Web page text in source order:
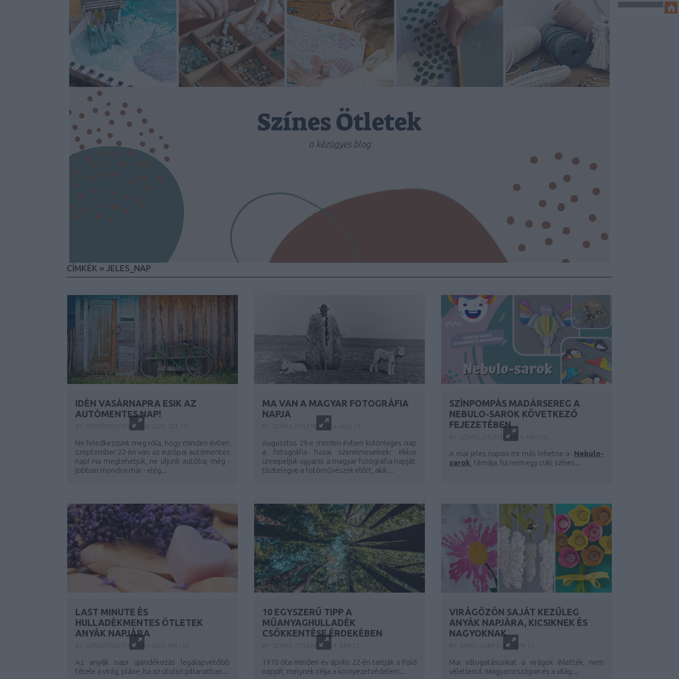
Színes Ötletek
a kézügyes blog
CÍMKÉK » JELES_NAP
IDÉN VASÁRNAPRA ESIK AZ
AUTÓMENTES NAP!
SZÍNESÖTLETEK_TEAM
Ne feledkezzünk meg róla, hogy minden évben
szeptember 22-én van az európai autómentes
nap! Ha megtehetjük, ne üljünk autóba, még -
jobban mondva már - elég...
MA VAN A MAGYAR FOTOGRÁFIA
NAPJA
SZÍNES_ÖTLETEK2024. AUG 29.
Augusztus 29-e minden évben különleges nap
a fotográfia hazai szerelmeseinek: ekkor
ünnepeljük ugyanis a magyar fotográfia napját,
tisztelegve a fotóművészek előtt, akik...
SZÍNPOMPÁS MADÁRSEREG A
NEBULO-SAROK KÖVETKEZŐ
FEJEZETÉBEN
SZÍNES_ÖTLETEK2024. MÁJ 10.
A mai jeles napon mi más lehetne a Nebulo-
sarok témája, ha nem egy cuki, színes...
LAST MINUTE ÉS
HULLADÉKMENTES ÖTLETEK
ANYÁK NAPJÁRA
SZÍNESÖTLETEK_TEAM
Az anyák napi ajándékozás legalapvetőbb
tétele a virág, pláne, ha az utolsó pillanatban...
10 EGYSZERŰ TIPP A
MŰANYAGHULLADÉK
CSÖKKENTÉSE ÉRDEKÉBEN
SZÍNES_ÖTLETEK2024. ÁPR 22.
1970 óta minden év április 22-én tartják a Föld
napját, melynek célja a környezetvédelem...
VIRÁGÖZÖN SAJÁT KEZŰLEG
ANYÁK NAPJÁRA, KICSIKNEK ÉS
NAGYOKNAK
2024. ÁPR 15.
Mai válogatásunkat a virágok ihlették, nem
véletlenül. Magyarországon és a világ...